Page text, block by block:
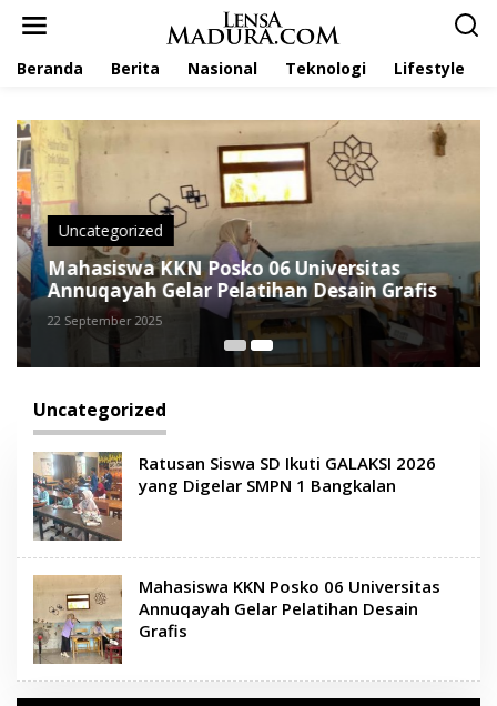
Beranda Berita Nasional Teknologi Lifestyle
Uncategorized
Mahasiswa KKN Posko 06 Universitas
Annuqayah Gelar Pelatihan Desain Grafis
22 September 2025
Uncategorized
Ratusan Siswa SD Ikuti GALAKSI 2026
yang Digelar SMPN 1 Bangkalan
Mahasiswa KKN Posko 06 Universitas
Annuqayah Gelar Pelatihan Desain
Grafis